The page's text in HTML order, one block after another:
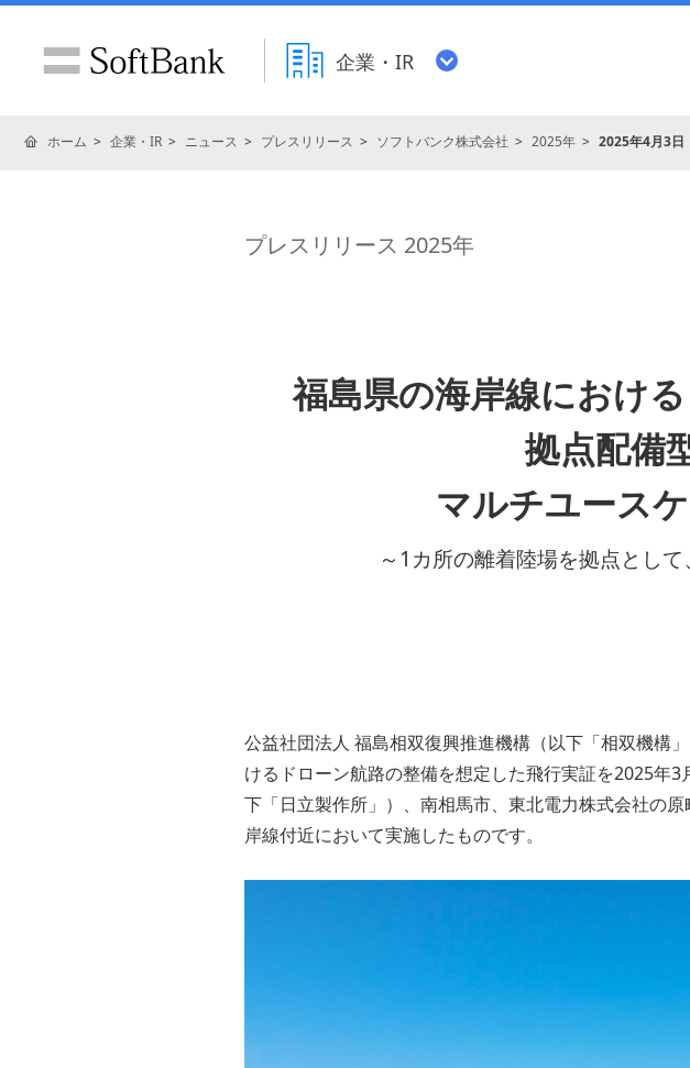
企業・IR
ホーム 企業・IR ニュース プレスリリース ソフトバンク株式会社 2025年 2025年4月3日
プレスリリース 2025年
福島県の海岸線におけ
拠点配備
マルチユース
～1カ所の離着陸場を拠点とし
公益社団法人 福島相双復興推進機構（以下「相双機構
けるドローン航路の整備を想定した飛行実証を2025年
下「日立製作所」）、南相馬市、東北電力株式会社の
岸線付近において実施したものです。